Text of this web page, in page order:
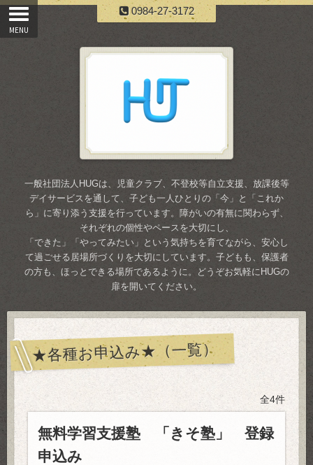
0984-27-3172
一般社団法人HUGは、児童クラブ、不登校等自立支援、放課後等
デイサービスを通して、子ども一人ひとりの「今」と「これか
ら」に寄り添う支援を行っています。障がいの有無に関わらず、
それぞれの個性やペースを大切にし、
「できた」「やってみたい」という気持ちを育てながら、安心し
て過ごせる居場所づくりを大切にしています。子どもも、保護者
の方も、ほっとできる場所であるように。どうぞお気軽にHUGの
扉を開いてください。
★各種お申込み★（一覧）
全4件
無料学習支援塾 「きそ塾」 登録
申込み